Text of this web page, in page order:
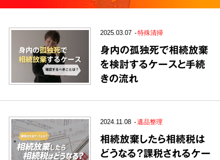
2025.03.07 特殊清掃
身内の孤独死で相続放棄
を検討するケースと手続
きの流れ
2024.11.08 遺品整理
相続放棄したら相続税は
どうなる？課税されるケー